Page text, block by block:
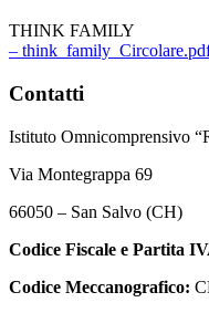
THINK FAMILY
–
Contatti
Istituto Omnicomprensivo
Via Montegrappa 69
66050 – San Salvo (CH)
Codice Fiscale e Partita
Codice Meccanografico: